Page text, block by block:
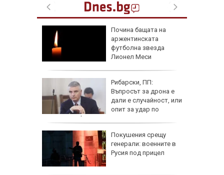
Почина бащата на
аржентинската
футболна звезда
Лионел Меси
Рибарски, ПП:
Въпросът за дрона е
дали е случайност, или
опит за удар по
критична инфраструктура
Покушения срещу
генерали: военните в
Русия под прицел